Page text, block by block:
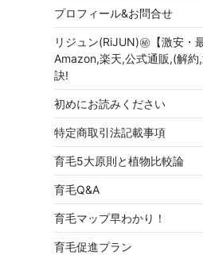
プロフィール&お問合せ
リジュン(RiJUN)㊙【激安・
Amazon,楽天,公式通販,(解
訣!
初めにお読みください
特定商取引法記載事項
育毛5大原則と植物比較論
育毛Q&A
育毛マップ早わかり！
育毛促進プラン